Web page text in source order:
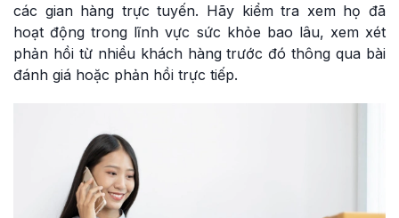
các gian hàng trực tuyến. Hãy kiểm tra xem họ đã
hoạt động trong lĩnh vực sức khỏe bao lâu, xem xét
phản hồi từ nhiều khách hàng trước đó thông qua bài
đánh giá hoặc phản hồi trực tiếp.